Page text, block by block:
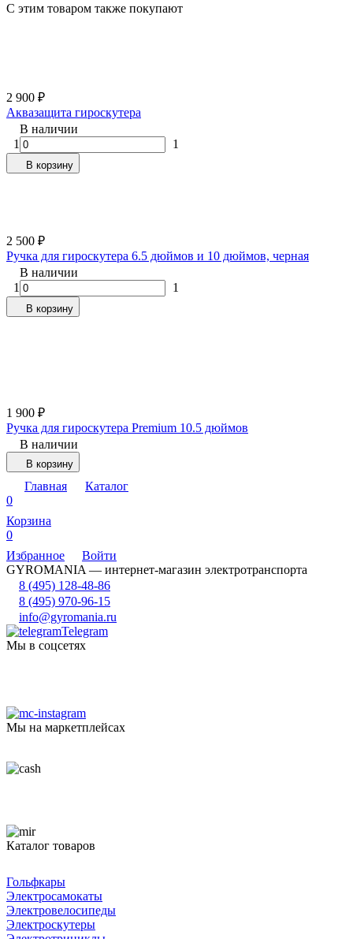
C этим товаром также покупают
2 900 ₽
Аквазащита гироскутера
В наличии
1
1
В корзину
2 500 ₽
Ручка для гироскутера 6.5 дюймов и 10 дюймов, черная
В наличии
1
1
В корзину
1 900 ₽
Ручка для гироскутера Premium 10.5 дюймов
В наличии
В корзину
Главная
Каталог
0
Корзина
0
Избранное
Войти
GYROMANIA — интернет-магазин электротранспорта
8 (495) 128-48-86
8 (495) 970-96-15
info@gyromania.ru
Telegram
Мы в соцсетях
Мы на маркетплейсах
Каталог товаров
Гольфкары
Электросамокаты
Электровелосипеды
Электроскутеры